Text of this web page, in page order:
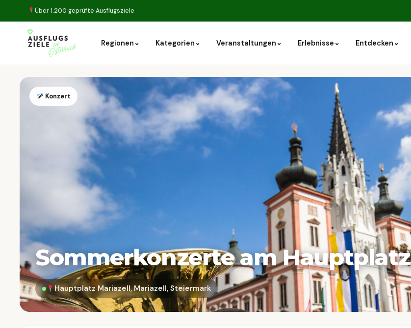
Über 1.200 geprüfte Ausflugsziele
Regionen ⌄ Kategorien ⌄ Veranstaltungen ⌄ Erlebnisse ⌄ Entdecken ⌄
Konzert
Sommerkonzerte am Hauptplatz
Hauptplatz Mariazell, Mariazell, Steiermark